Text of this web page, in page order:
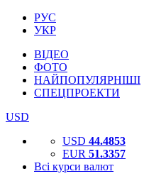
РУС
УКР
ВІДЕО
ФОТО
НАЙПОПУЛЯРНІШІ
СПЕЦПРОЕКТИ
USD
USD 44.4853
EUR 51.3357
Всі курси валют